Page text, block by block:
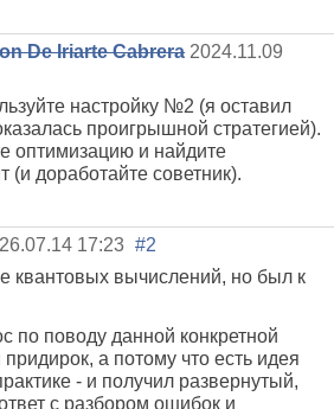
De Iriarte Cabrera 2024.11.09
настройку №2 (я оставил
проигрышной стратегией).
оптимизацию и найдите
доработайте советник).
17:23 #2
квантовых вычислений, но был к
по поводу данной конкретной
а потому что есть идея
- и получил развернутый,
с разбором ошибок и